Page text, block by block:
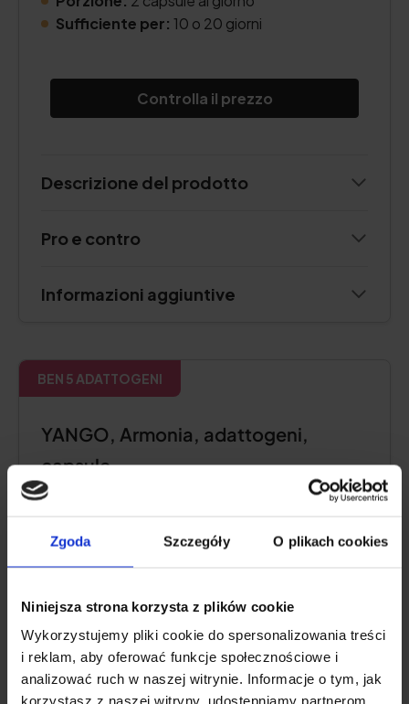
Zgoda Szczegóły O plikach cookies
Niniejsza strona korzysta z plików cookie
Wykorzystujemy pliki cookie do spersonalizowania treści
i reklam, aby oferować funkcje społecznościowe i
analizować ruch w naszej witrynie. Informacje o tym, jak
korzystasz z naszej witryny, udostępniamy partnerom
Sufficiente per: 10 o 20 giorni
Controlla il prezzo
Descrizione del prodotto
Pro e contro
Informazioni aggiuntive
BEN 5 ADATTOGENI
YANGO, Armonia, adattogeni,
capsule
4.8